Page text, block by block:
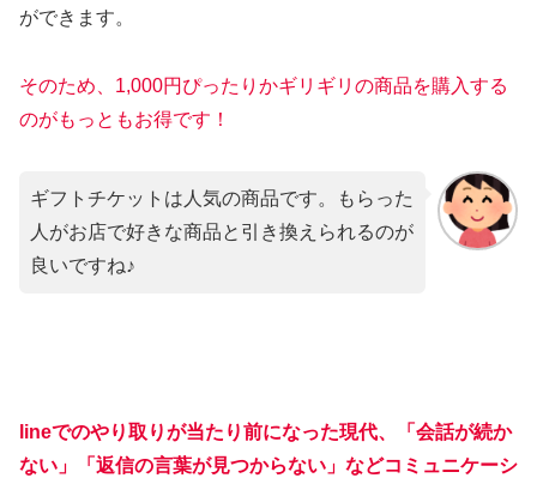
ができます。
そのため、1,000円ぴったりかギリギリの商品を購入する
のがもっともお得です ！
ギフトチケットは人気の商品です。もらった
人がお店で好きな商品と引き換えられるのが
良いですね♪
lineでのやり取りが当たり前になった現代、「会話が続か
ない」「返信の言葉が見つからない」などコミュニケーシ